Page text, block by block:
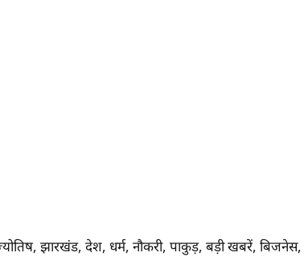
, झारखंड, देश, धर्म, नौकरी, पाकुड़, बड़ी खबरें, बिजनेस,